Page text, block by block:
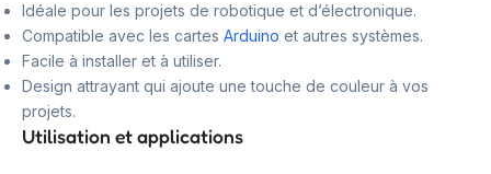
Idéale pour les projets de robotique et d’électronique.
Compatible avec les cartes Arduino et autres systèmes.
Facile à installer et à utiliser.
Design attrayant qui ajoute une touche de couleur à vos
projets.
Utilisation et applications